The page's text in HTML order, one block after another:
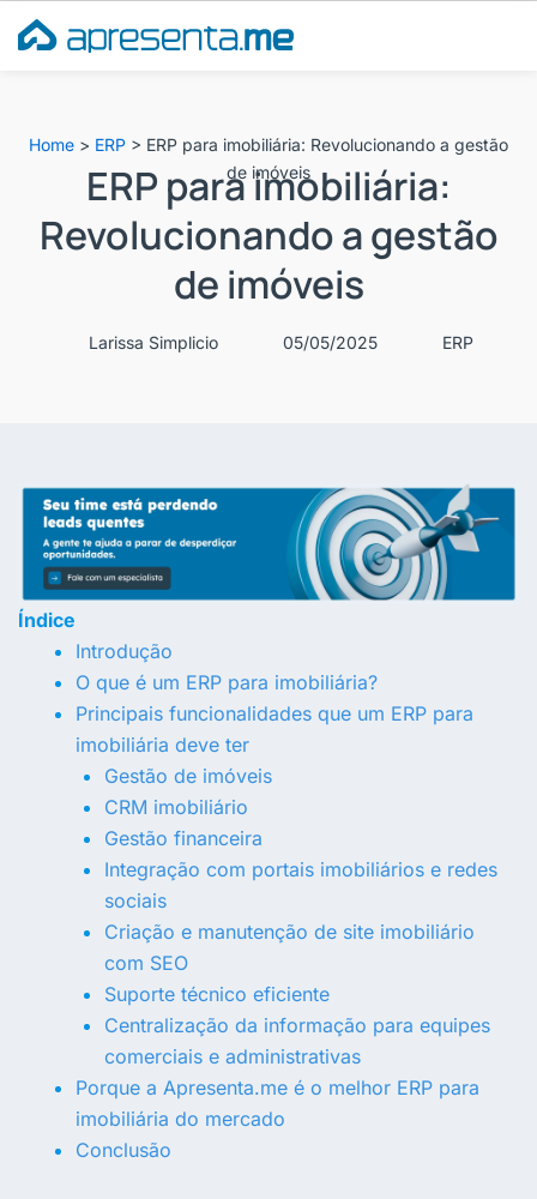
para
Home > ERP > ERP para imobiliária: Revolucionando a gestão
de imóveis
ERP para imobiliária:
Revolucionando a gestão
de imóveis
Larissa Simplicio 05/05/2025 ERP
Índice
Introdução
O que é um ERP para imobiliária?
Principais funcionalidades que um ERP para
imobiliária deve ter
Gestão de imóveis
CRM imobiliário
Gestão financeira
Integração com portais imobiliários e redes
sociais
Criação e manutenção de site imobiliário
com SEO
Suporte técnico eficiente
Centralização da informação para equipes
comerciais e administrativas
Porque a Apresenta.me é o melhor ERP para
imobiliária do mercado
Conclusão